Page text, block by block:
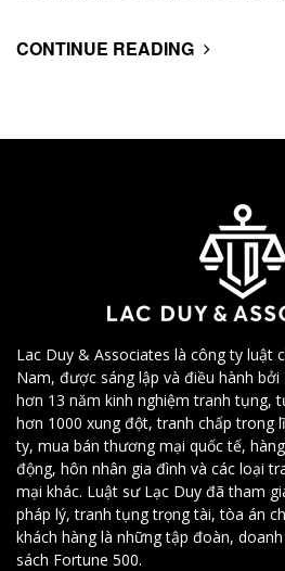
CONTINUE READING
Lac Duy & Associates là công ty luật
Nam, được sáng lập và điều hành
hơn 13 năm kinh nghiệm tranh tụng,
hơn 1000 xung đột, tranh chấp trong
ty, mua bán thương mại quốc tế,
động, hôn nhân gia đình và các loại
mại khác. Luật sư Lạc Duy đã tham
pháp lý, tranh tụng trọng tài, tòa án
khách hàng là những tập đoàn,
sách Fortune 500.